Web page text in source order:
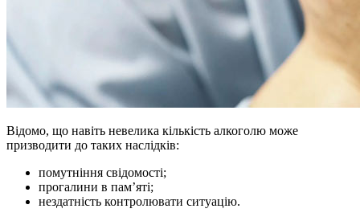
Відомо, що навіть невелика кількість алкоголю може
призводити до таких наслідків:
помутніння свідомості;
прогалини в пам’яті;
нездатність контролювати ситуацію.